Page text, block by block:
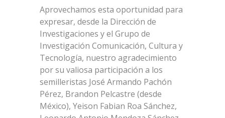
Aprovechamos esta oportunidad para
expresar, desde la Dirección de
Investigaciones y el Grupo de
Investigación Comunicación, Cultura y
Tecnología, nuestro agradecimiento
por su valiosa participación a los
semilleristas José Armando Pachón
Pérez, Brandon Pelcastre (desde
México), Yeison Fabian Roa Sánchez,